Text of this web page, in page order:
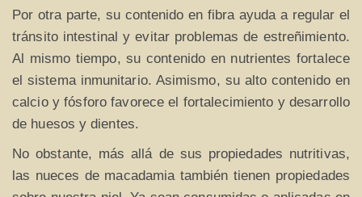
Por otra parte, su contenido en fibra ayuda a regular el
tránsito intestinal y evitar problemas de estreñimiento.
Al mismo tiempo, su contenido en nutrientes fortalece
el sistema inmunitario. Asimismo, su alto contenido en
calcio y fósforo favorece el fortalecimiento y desarrollo
de huesos y dientes.
No obstante, más allá de sus propiedades nutritivas,
las nueces de macadamia también tienen propiedades